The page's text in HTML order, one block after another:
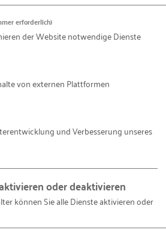
erholte, der kann die
kompletten Leitfaden zur
unter den
ansehen. Angesichts der
das Webseminar zudem
werden. Wer sich dafür
gern schon jetzt bei
Personalplanung für kleine
"Wettbewerbsfähig mit
erforderlich)
der Website notwendige Dienste
von externen Plattformen
und Verbesserung unseres
oder deaktivieren
können Sie alle Dienste aktivieren oder